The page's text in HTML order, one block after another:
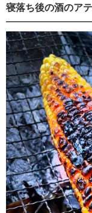
寝落ち後の酒のア